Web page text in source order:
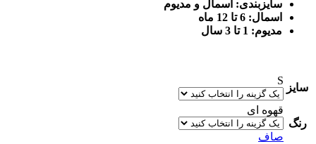
سایزبندی: اسمال و مدیوم
اسمال: 6 تا 12 ماه
مدیوم: 1 تا 3 سال
سایز
S
رنگ
قهوه ای
صاف